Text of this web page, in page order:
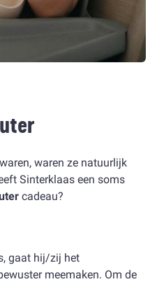
waren ze natuurlijk
Sinterklaas een soms
cadeau?
gaat hij/zij het
meemaken. Om de